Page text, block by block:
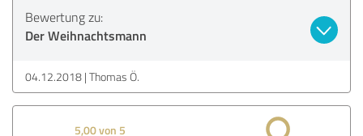
Bewertung zu:
Der Weihnachtsmann
04.12.2018 Thomas Ö.
5,00 von 5